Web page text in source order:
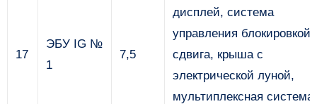
17
ЭБУ IG №
1
7,5
дисплей, система
управления блокировкой
сдвига, крыша с
электрической луной,
мультиплексная система